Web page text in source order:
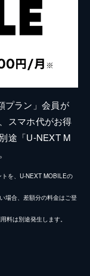
プラン」会員が
スマホ代がお得
途「U-NEXT M
を、U-NEXT MOBILEの
場合、差額分の料金はご登
料は別途発生します。